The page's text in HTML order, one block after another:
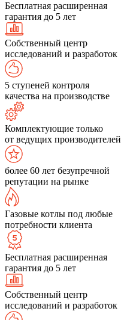
Бесплатная расширенная
гарантия до 5 лет
Собственный центр
исследований и разработок
5 ступеней контроля
качества на производстве
Комплектующие только
от ведущих производителей
более 60 лет безупречной
репутации на рынке
Газовые котлы под любые
потребности клиента
Бесплатная расширенная
гарантия до 5 лет
Собственный центр
исследований и разработок